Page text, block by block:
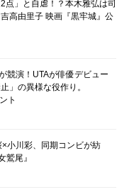
点」と自虐！？本木雅弘は司
高由里子 映画『黒牢城』公
競演！UTAが俳優デビュー
」の異様な役作り。
ト
×小川彩、同期コンビが紡
鷲尾』